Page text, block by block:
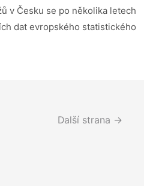
v Česku se po několika letech
dat evropského statistického
Další strana →